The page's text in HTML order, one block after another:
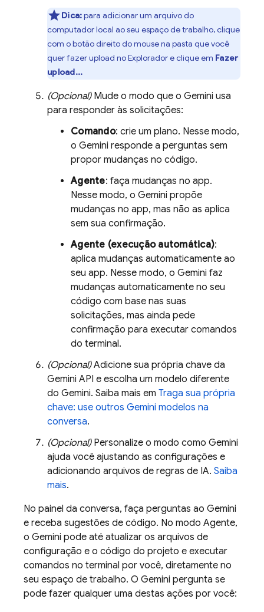
Dica:para adicionar um arquivo do
computador local ao seu espaço de trabalho, clique
com o botão direito do mouse na pasta que você
quer fazer upload no Explorador e clique em Fazer
upload...
(Opcional)Mude o modo que o Gemini usa
para responder às solicitações:
Comando: crie um plano. Nesse modo,
o Gemini responde a perguntas sem
propor mudanças no código.
Agente: faça mudanças no app.
Nesse modo, o Gemini propõe
mudanças no app, mas não as aplica
sem sua confirmação.
Agente (execução automática):
aplica mudanças automaticamente ao
seu app. Nesse modo, o Gemini faz
mudanças automaticamente no seu
código com base nas suas
solicitações, mas ainda pede
confirmação para executar comandos
do terminal.
(Opcional)Adicione sua própria chave da
Gemini API e escolha um modelo diferente
do Gemini. Saiba mais em Traga sua própria
chave: use outros Gemini modelos na
conversa.
(Opcional)Personalize o modo como Gemini
ajuda você ajustando as configurações e
adicionando arquivos de regras de IA. Saiba
mais.
No painel da conversa, faça perguntas ao Gemini
e receba sugestões de código. No modo Agente,
o Gemini pode até atualizar os arquivos de
configuração e o código do projeto e executar
comandos no terminal por você, diretamente no
seu espaço de trabalho. O Gemini pergunta se
pode fazer qualquer uma destas ações por você: